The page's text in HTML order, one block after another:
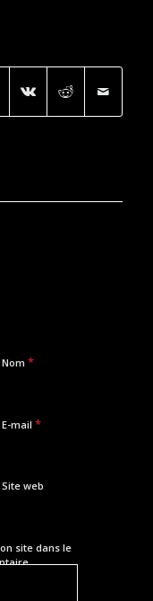
Nom *
E-mail *
Site web
site dans le